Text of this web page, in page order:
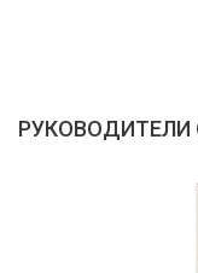
РУКОВОДИТЕЛИ